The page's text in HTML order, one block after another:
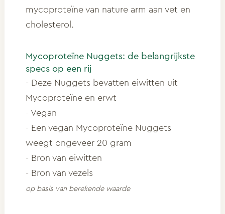
mycoproteïne van nature arm aan vet en
cholesterol.
Mycoproteïne Nuggets: de belangrijkste
specs op een rij
- Deze Nuggets bevatten eiwitten uit
Mycoproteïne en erwt
- Vegan
- Een vegan Mycoproteïne Nuggets
weegt ongeveer 20 gram
- Bron van eiwitten
- Bron van vezels
op basis van berekende waarde